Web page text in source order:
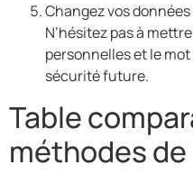
Changez vos
N’hésitez pas à
personnelles et le
sécurité future.
Table
méthodes